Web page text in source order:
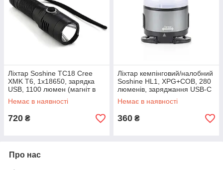
Ліхтар Soshine TC18 Cree
XMK T6, 1x18650, зарядка
USB, 1100 люмен (магніт в
хвості)
Немає в наявності
720 ₴
Ліхтар кемпінговий/налобний
Soshine HL1, XPG+COB, 280
люменів, заряджання USB-C
Немає в наявності
360 ₴
Про нас